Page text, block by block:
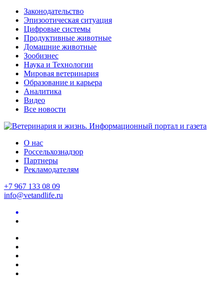
Законодательство
Эпизоотическая ситуация
Цифровые системы
Продуктивные животные
Домашние животные
Зообизнес
Наука и Технологии
Мировая ветеринария
Образование и карьера
Аналитика
Видео
Все новости
О нас
Россельхознадзор
Партнеры
Рекламодателям
+7 967 133 08 09
info@vetandlife.ru